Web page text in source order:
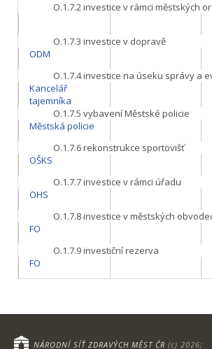
O.1.7.2investice v rámci městských
O.1.7.3 investice v dopravě
ODM
O.1.7.4investice na úseku správy a
Kancelář
tajemníka
O.1.7.5 vybavení Městské policie
Městská policie
O.1.7.6rekonstrukce sportovišť
OŠKS
O.1.7.7investice v rámci úřadu
OHS
O.1.7.8investice v městských
FO
O.1.7.9investiční rezerva
FO
NÁRODNÍ SÍŤ ZDRAVÝCH MĚST ČR (c) 2026;